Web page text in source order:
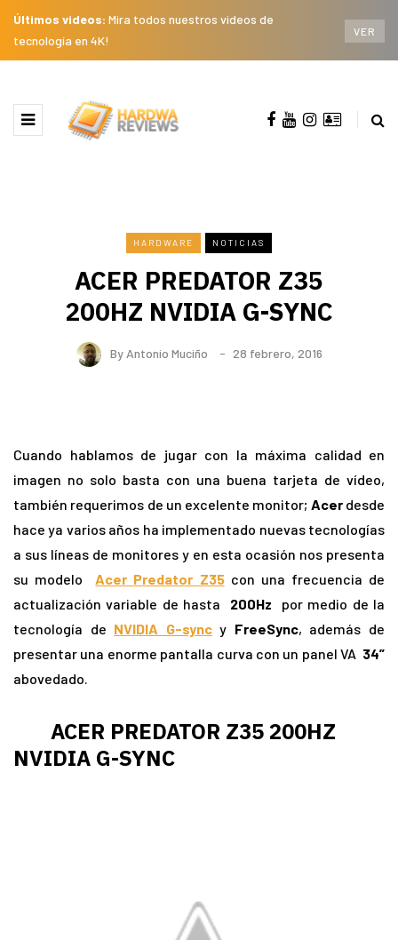
Últimos videos: Mira todos nuestros videos de
tecnología en 4K!
VER
HARDWARE NOTICIAS
ACER PREDATOR Z35
200HZ NVIDIA G-SYNC
By Antonio Muciño 28 febrero, 2016
Cuando hablamos de jugar con la máxima calidad en
imagen no solo basta con una buena tarjeta de vídeo,
también requerimos de un excelente monitor; Acerdesde
hace ya varios años ha implementado nuevas tecnologías
a sus líneas de monitores y en esta ocasión nos presenta
su modeloAcer Predator Z35con una frecuencia de
actualización variable de hasta 200Hz por medio de la
tecnología de NVIDIA G-syncy FreeSync, además de
presentar una enorme pantalla curva con un panel VA 34”
abovedado.
ACER PREDATOR Z35 200HZ
NVIDIA G-SYNC